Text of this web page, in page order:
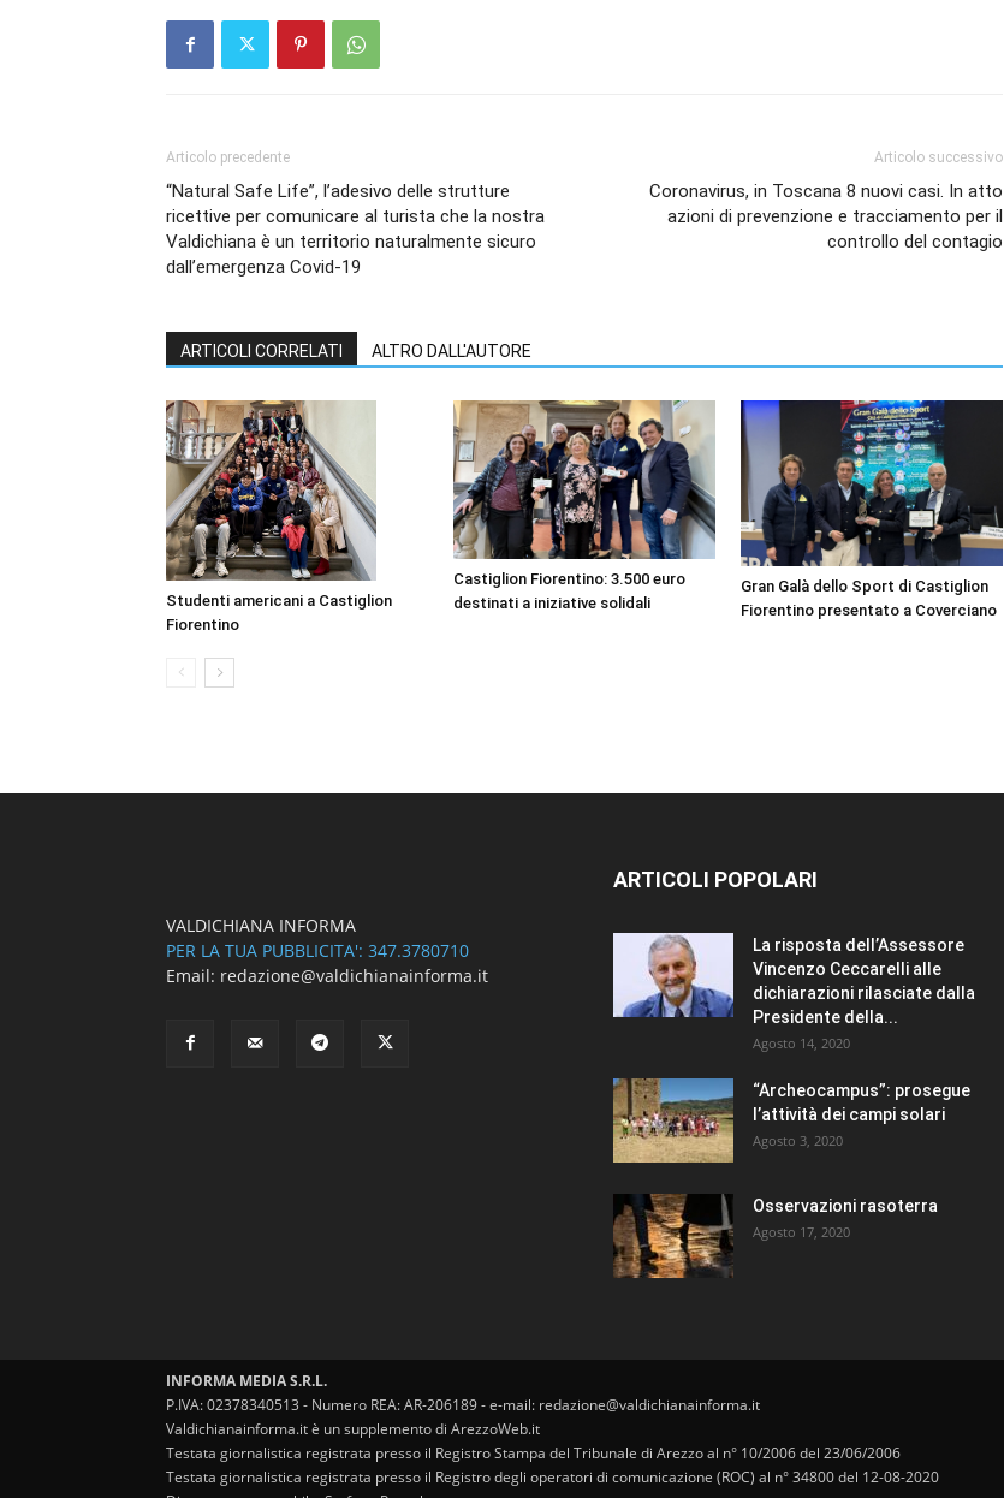
Articolo precedente
“Natural Safe Life”, l’adesivo delle strutture
ricettive per comunicare al turista che la nostra
Valdichiana è un territorio naturalmente sicuro
dall’emergenza Covid-19
Articolo successivo
Coronavirus, in Toscana 8 nuovi casi. In atto
azioni di prevenzione e tracciamento per il
controllo del contagio
ARTICOLI CORRELATI ALTRO DALL'AUTORE
Studenti americani a Castiglion
Fiorentino
Castiglion Fiorentino: 3.500 euro
destinati a iniziative solidali
Gran Galà dello Sport di Castiglion
Fiorentino presentato a Coverciano
VALDICHIANA INFORMA
PER LA TUA PUBBLICITA': 347.3780710
Email: redazione@valdichianainforma.it
ARTICOLI POPOLARI
La risposta dell’Assessore
Vincenzo Ceccarelli alle
dichiarazioni rilasciate dalla
Presidente della...
Agosto 14, 2020
“Archeocampus”: prosegue
l’attività dei campi solari
Agosto 3, 2020
Osservazioni rasoterra
Agosto 17, 2020
INFORMA MEDIA S.R.L.
P.IVA: 02378340513 - Numero REA: AR-206189 - e-mail: redazione@valdichianainforma.it
Valdichianainforma.it è un supplemento di ArezzoWeb.it
Testata giornalistica registrata presso il Registro Stampa del Tribunale di Arezzo al n° 10/2006 del 23/06/2006
Testata giornalistica registrata presso il Registro degli operatori di comunicazione (ROC) al n° 34800 del 12-08-2020